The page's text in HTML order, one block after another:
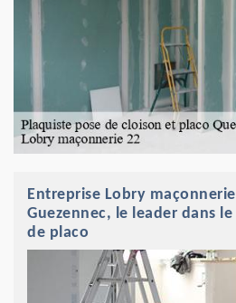
Entreprise Lobry
Guezennec, le leader dans
de placo